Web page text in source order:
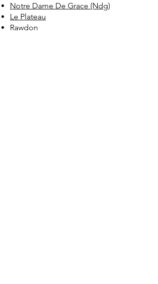
Notre Dame De Grace (Ndg)
Le Plateau
Rawdon